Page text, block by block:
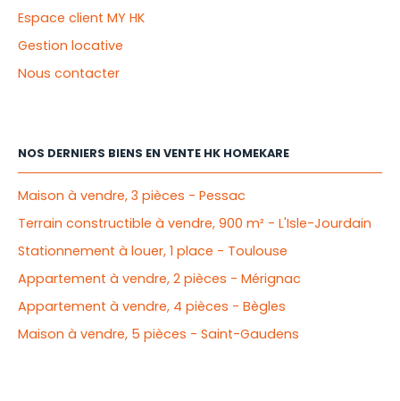
Espace client MY HK
Gestion locative
Nous contacter
NOS DERNIERS BIENS EN VENTE HK HOMEKARE
Maison à vendre, 3 pièces - Pessac
Terrain constructible à vendre, 900 m² - L'Isle-Jourdain
Stationnement à louer, 1 place - Toulouse
Appartement à vendre, 2 pièces - Mérignac
Appartement à vendre, 4 pièces - Bègles
Maison à vendre, 5 pièces - Saint-Gaudens